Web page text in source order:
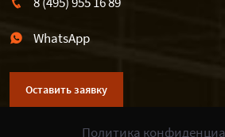
WhatsApp
Оставить заявку
Политика